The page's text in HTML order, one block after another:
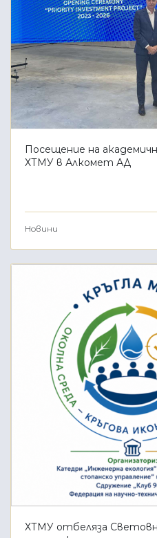
Посещение на
ХТМУ в Алкомет АД
Новини
ХТМУ отбеляза